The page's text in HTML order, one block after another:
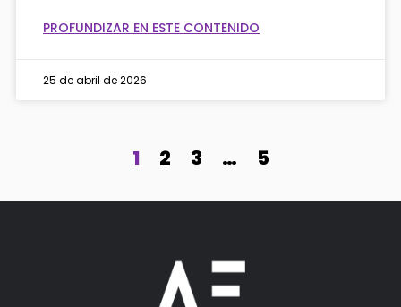
PROFUNDIZAR EN ESTE CONTENIDO
25 de abril de 2026
1 2 3 … 5